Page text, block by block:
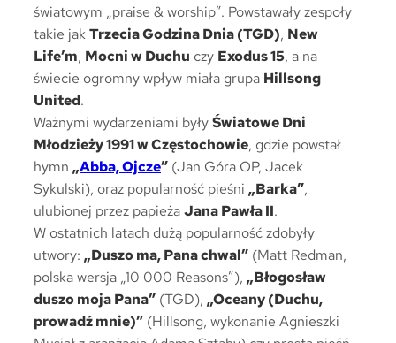
światowym „praise & worship”. Powstawały zespoły
takie jakTrzecia Godzina Dnia (TGD), New
Life’m, Mocni w Duchu czy Exodus 15, a na
świecie ogromny wpływ miała grupa Hillsong
United.
Ważnymi wydarzeniami byłyŚwiatowe Dni
Młodzieży 1991 w Częstochowie, gdzie powstał
hymn „Abba, Ojcze” (Jan Góra OP, Jacek
Sykulski), oraz popularność pieśni „Barka”,
ulubionej przez papieżaJana Pawła II.
W ostatnich latach dużą popularność zdobyły
utwory: „Duszo ma, Pana chwal” (Matt Redman,
polska wersja „10 000 Reasons”), „Błogosław
duszo moja Pana” (TGD), „Oceany (Duchu,
prowadź mnie)” (Hillsong, wykonanie Agnieszki